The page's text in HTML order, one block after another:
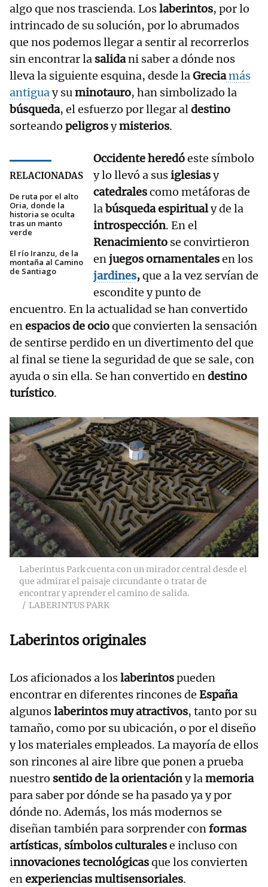
algo que nos trascienda. Loslaberintos, por lo
intrincado de su solución, por lo abrumados
que nos podemos llegar a sentir al recorrerlos
sin encontrar la salidani saber a dónde nos
lleva la siguiente esquina, desde laGreciamás
antiguay suminotauro, han simbolizado la
búsqueda, el esfuerzo por llegar aldestino
sorteando peligrosymisterios.
RELACIONADAS
De ruta por el alto
Oria, donde la
historia se oculta
tras un manto
verde
El río Iranzu, de la
montaña al Camino
de Santiago
Occidente heredóeste símbolo
y lo llevó a susiglesiasy
catedralescomo metáforas de
labúsqueda espiritualy de la
introspección. En el
Renacimiento se convirtieron
enjuegos ornamentalesen los
jardines,que a la vez servían de
escondite y punto de
encuentro. En la actualidad se han convertido
enespacios de ocioque convierten la sensación
de sentirse perdido en un divertimento del que
al final se tiene la seguridad de que se sale, con
ayuda o sin ella. Se han convertido endestino
turístico.
Laberintus Park cuenta con un mirador central desde el
que admirar el paisaje circundante o tratar de
encontrar y aprender el camino de salida.
LABERINTUS PARK
Laberintos originales
Los aficionados a loslaberintospueden
encontrar en diferentes rincones de España
algunoslaberintos muy atractivos, tanto por su
tamaño, como por su ubicación, o por el diseño
y los materiales empleados. La mayoría de ellos
son rincones al aire libre que ponen a prueba
nuestro sentido de la orientacióny lamemoria
para saber por dónde se ha pasado ya y por
dónde no. Además, los más modernos se
diseñan también para sorprender conformas
artísticas, símbolos culturalese incluso con
innovaciones tecnológicasque los convierten
enexperiencias multisensoriales.